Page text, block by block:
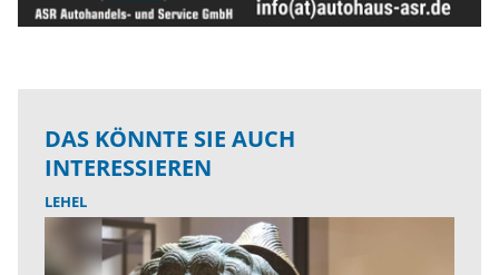
DAS KÖNNTE SIE AUCH
INTERESSIEREN
LEHEL